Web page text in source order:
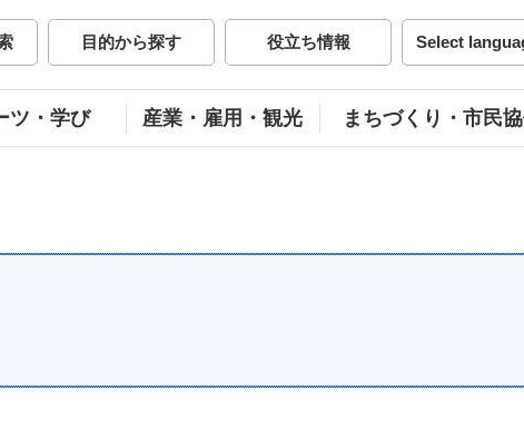
目的から探す 役立ち情報 Select
ツ・学び 産業・雇用・観光 まちづくり・市民